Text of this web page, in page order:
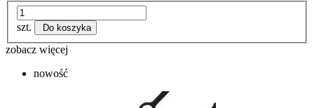
szt. Do koszyka
zobacz więcej
nowość